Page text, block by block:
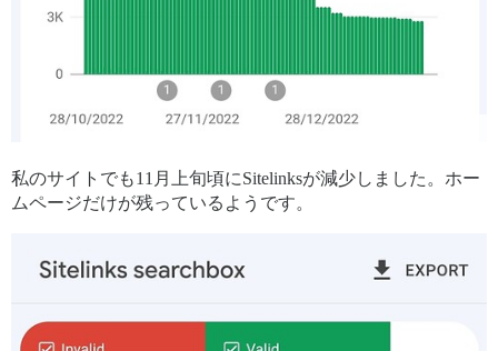
<meta name="twitter:title" content="One bit-flipping
<meta property="og:description" content="Official
<meta property="article:published_time"
<meta property="og:ignore_canonical" content="true" /
<meta id="data-discourse-setup" data-base-
  </head>
私のサイトでも11月上旬頃にSitelinksが減少しました。ホー
ムページだけが残っているようです。